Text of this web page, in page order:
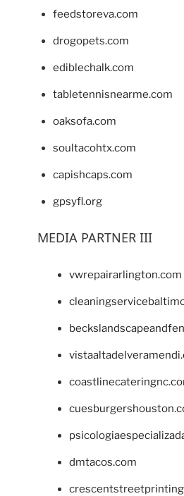
feedstoreva.com
drogopets.com
ediblechalk.com
tabletennisnearme.com
oaksofa.com
soultacohtx.com
capishcaps.com
gpsyfl.org
MEDIA PARTNER III
vwrepairarlington.com
dmtacos.com